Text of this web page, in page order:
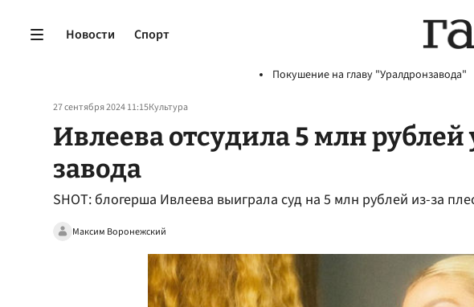
Новости Спорт
Покушение на главу "Уралдронзавода"
27 сентября 2024 11:15Культура
Ивлеева отсудила 5 млн рублей
завода
SHOT: блогерша Ивлеева выиграла суд на 5 млн рублей из-за
Максим Воронежский